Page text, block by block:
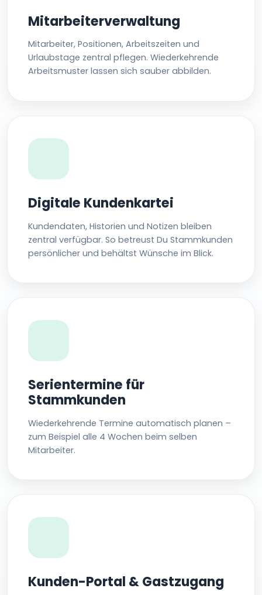
Mitarbeiterverwaltung
Mitarbeiter, Positionen, Arbeitszeiten und
Urlaubstage zentral pflegen. Wiederkehrende
Arbeitsmuster lassen sich sauber abbilden.
Digitale Kundenkartei
Kundendaten, Historien und Notizen bleiben
zentral verfügbar. So betreust Du Stammkunden
persönlicher und behältst Wünsche im Blick.
Serientermine für
Stammkunden
Wiederkehrende Termine automatisch planen –
zum Beispiel alle 4 Wochen beim selben
Mitarbeiter.
Kunden-Portal & Gastzugang